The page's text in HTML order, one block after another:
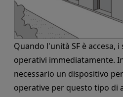
Quando l'unità SF è accesa,
operativi immediatamente.
necessario un dispositivo
operative per questo tipo di